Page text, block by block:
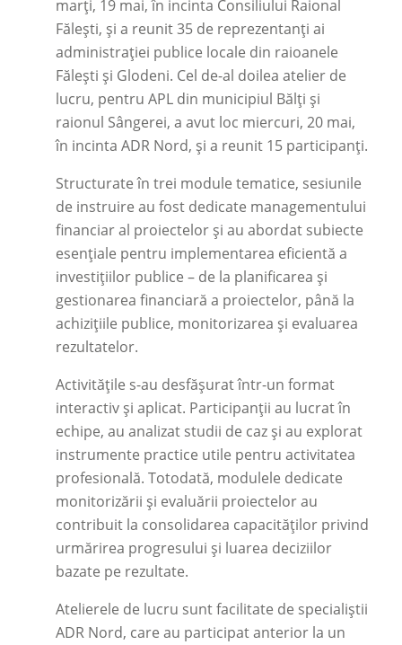
marți, 19 mai, în incinta Consiliului Raional
Fălești, și a reunit 35 de reprezentanți ai
administrației publice locale din raioanele
Fălești și Glodeni. Cel de-al doilea atelier de
lucru, pentru APL din municipiul Bălți și
raionul Sângerei, a avut loc miercuri, 20 mai,
în incinta ADR Nord, și a reunit 15 participanți.
Structurate în trei module tematice, sesiunile
de instruire au fost dedicate managementului
financiar al proiectelor și au abordat subiecte
esențiale pentru implementarea eficientă a
investițiilor publice – de la planificarea și
gestionarea financiară a proiectelor, până la
achizițiile publice, monitorizarea și evaluarea
rezultatelor.
Activitățile s-au desfășurat într-un format
interactiv și aplicat. Participanții au lucrat în
echipe, au analizat studii de caz și au explorat
instrumente practice utile pentru activitatea
profesională. Totodată, modulele dedicate
monitorizării și evaluării proiectelor au
contribuit la consolidarea capacităților privind
urmărirea progresului și luarea deciziilor
bazate pe rezultate.
Atelierele de lucru sunt facilitate de specialiștii
ADR Nord, care au participat anterior la un